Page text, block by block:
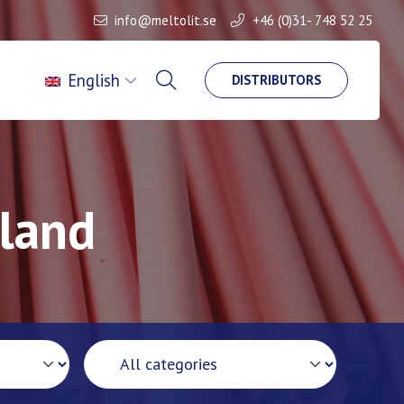
info@meltolit.se +46 (0)31- 748 52 25
DISTRIBUTORS
English